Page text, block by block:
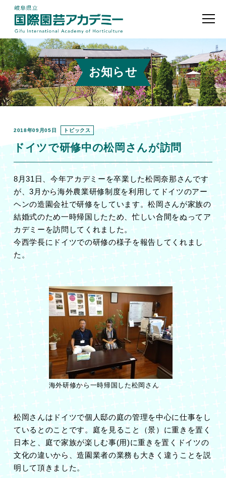
お知らせ
2018年09月05日 トピックス
ドイツで研修中の松岡さんが訪問
8月31日、今年アカデミーを卒業した松岡奈那さんです
が、3月から海外農業研修制度を利用してドイツのアー
ヘンの造園会社で研修をしています。松岡さんが家族の
結婚式のため一時帰国したため、忙しい合間をぬってア
カデミーを訪問してくれました。
今西学長にドイツでの研修の様子を報告してくれまし
た。
海外研修から一時帰国した松岡さん
松岡さんはドイツで個人邸の庭の管理を中心に仕事をし
ているとのことです。庭を見ること（景）に重きを置く
日本と、庭で家族が楽しむ事(用)に重きを置くドイツの
文化の違いから、造園業者の業務も大きく違うことを説
明して頂きました。